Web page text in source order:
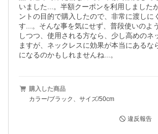
いました...。半額クーポンを利用しました
ントの目的で購入したので、非常に渡しに
す...。そんな事を気にせず、普段使いのよ
しつつ、使用される方なら、少し高めのネ
ますが、ネックレスに効果が本当にあるな
になるのかもしれませんね...。
購入した商品
カラー/ブラック、サイズ/50cm
違反報告